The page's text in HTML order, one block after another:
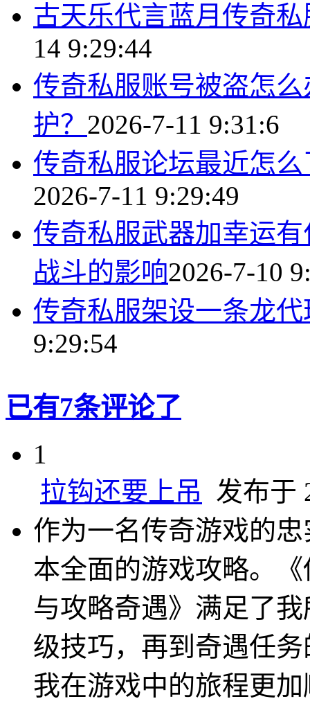
古天乐代言蓝月传奇
14 9:29:44
传奇私服账号被盗怎
护？ 2026-7-11 9:31:6
传奇私服论坛最近怎
2026-7-11 9:29:49
传奇私服武器加幸运
战斗的影响2026-7-10
传奇私服架设一条龙
9:29:54
已有7条评论了
1
拉钩还要上吊 发布于
作为一名传奇游戏的
本全面的游戏攻略。
与攻略奇遇》满足了
级技巧，再到奇遇任
我在游戏中的旅程更